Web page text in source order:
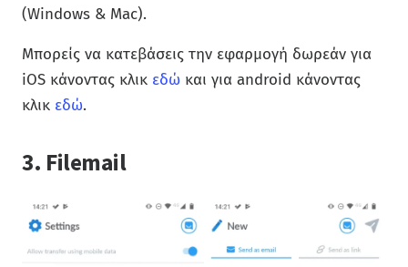
(Windows & Mac).
Μπορείς να κατεβάσεις την εφαρμογή δωρεάν για
iOS κάνοντας κλικ εδώ και για android κάνοντας
κλικ εδώ.
3. Filemail